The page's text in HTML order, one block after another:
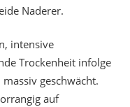
Naderer.
intensive
Trockenheit infolge
geschwächt.
auf